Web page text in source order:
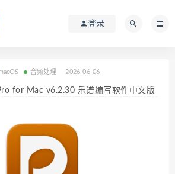
登录
音频处理 2026-06-06
for Mac v6.2.30 乐谱编写软件中文版